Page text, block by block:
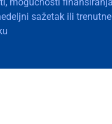
mogućnosti finansiranja
sažetak ili trenutne